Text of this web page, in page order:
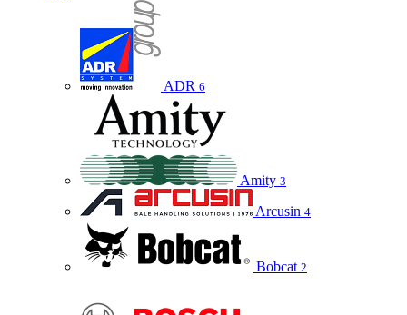
ADR 6
Amity 3
Arcusin 4
Bobcat 2